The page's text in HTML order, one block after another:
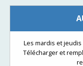
Les mardis et
Télécharger et